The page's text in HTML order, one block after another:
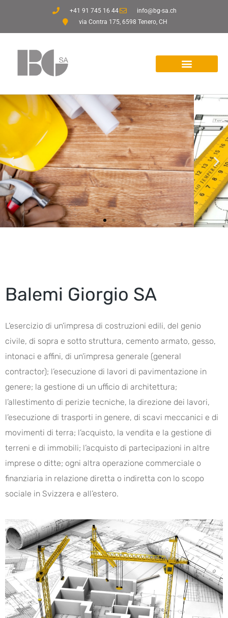
+41 91 745 16 44
info@bg-sa.ch
via Contra 175, 6598 Tenero, CH
Balemi Giorgio SA
L’esercizio di un’impresa di costruzioni edili, del genio
civile, di sopra e sotto struttura, cemento armato, gesso,
intonaci e affini, di un’impresa generale (general
contractor); l’esecuzione di lavori di pavimentazione in
genere; la gestione di un ufficio di architettura;
l’allestimento di perizie tecniche, la direzione dei lavori,
l’esecuzione di trasporti in genere, di scavi meccanici e di
movimenti di terra; l’acquisto, la vendita e la gestione di
terreni e di immobili; l’acquisto di partecipazioni in altre
imprese o ditte; ogni altra operazione commerciale o
finanziaria in relazione diretta o indiretta con lo scopo
sociale in Svizzera e all’estero.